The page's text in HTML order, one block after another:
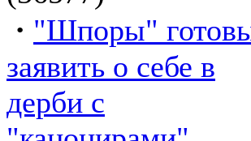
· "Шпоры"
заявить о себе в
дерби с